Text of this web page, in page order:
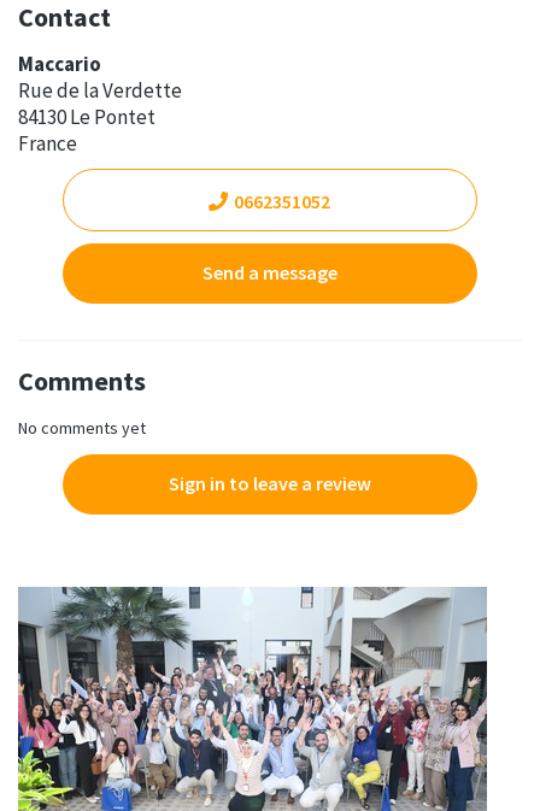
Contact
Maccario
Rue de la Verdette
84130 Le Pontet
France
0662351052
Send a message
Comments
No comments yet
Sign in to leave a review